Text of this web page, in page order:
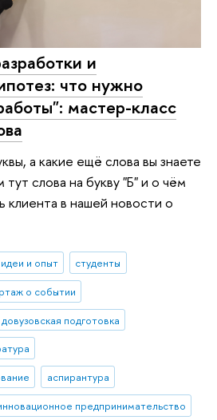
и
что нужно
мастер-класс
а какие ещё слова вы знаете
слова на букву "Б" и о чём
в нашей новости о
идеи и опыт
студенты
о событии
довузовская подготовка
аспирантура
предпринимательство